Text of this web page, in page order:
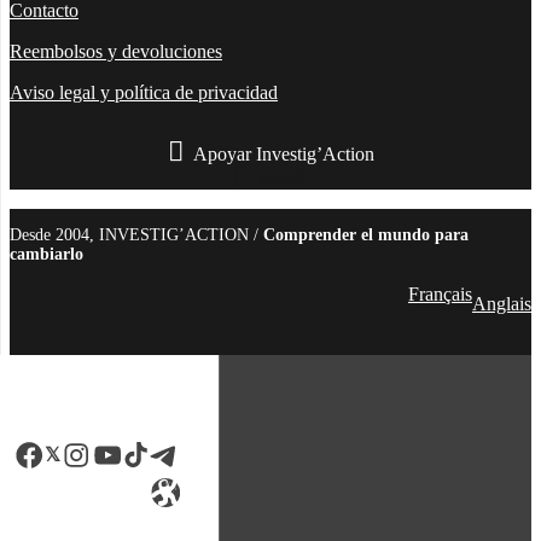
Contacto
Reembolsos y devoluciones
Aviso legal y política de privacidad
Apoyar Investig’Action
Desde 2004, INVESTIG’ACTION / Comprender el mundo para
cambiarlo
FrançaisAnglais
Facebook
LinkedIn
Instagram
YouTube
TikTok
Telegram
Enlace